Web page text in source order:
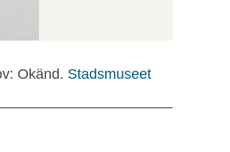
Okänd. Stadsmuseet